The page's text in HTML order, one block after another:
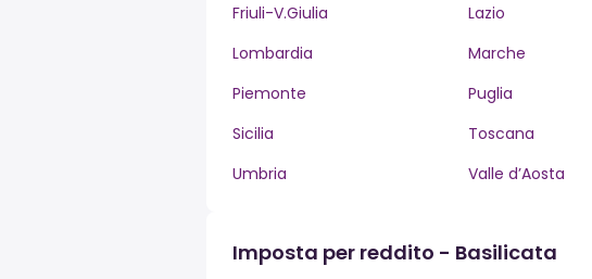
Friuli-V.Giulia
Lazio
Lombardia
Marche
Piemonte
Puglia
Sicilia
Toscana
Umbria
Valle d’Aosta
Imposta per reddito - Basilicata